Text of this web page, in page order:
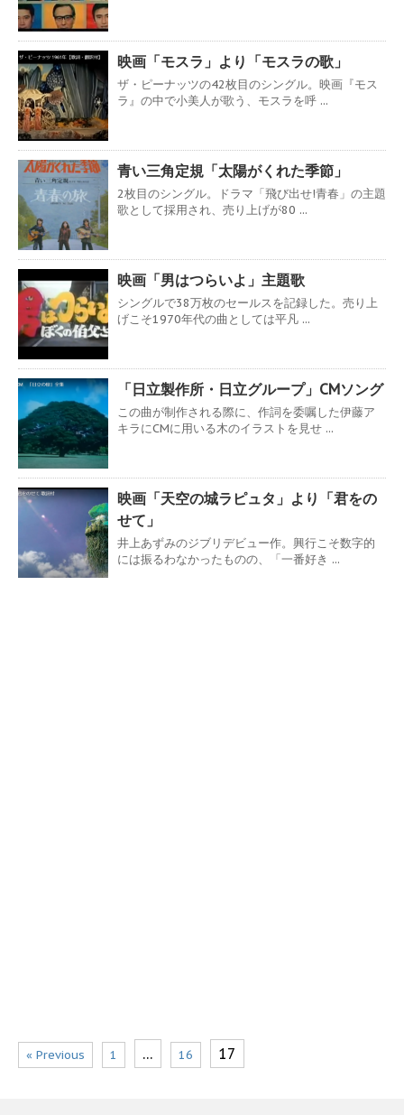
映画「モスラ」より「モスラの歌」
ザ・ピーナッツの42枚目のシングル。映画『モス
ラ』の中で小美人が歌う、モスラを呼 ...
青い三角定規「太陽がくれた季節」
2枚目のシングル。ドラマ「飛び出せ!青春」の主題
歌として採用され、売り上げが80 ...
映画「男はつらいよ」主題歌
シングルで38万枚のセールスを記録した。売り上
げこそ1970年代の曲としては平凡 ...
「日立製作所・日立グループ」CMソング
この曲が制作される際に、作詞を委嘱した伊藤ア
キラにCMに用いる木のイラストを見せ ...
映画「天空の城ラピュタ」より「君をの
せて」
井上あずみのジブリデビュー作。興行こそ数字的
には振るわなかったものの、「一番好き ...
« Previous 1 … 16 17